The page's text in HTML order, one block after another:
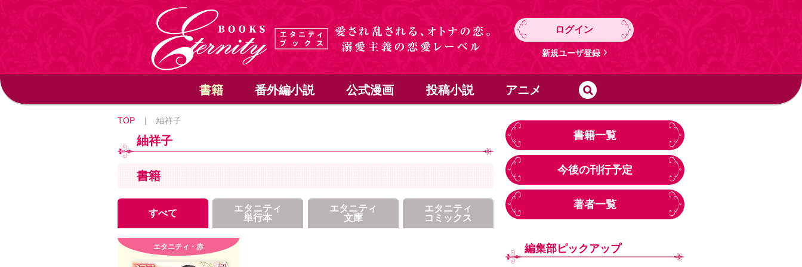
ログイン
新規ユーザ登録
書籍 番外編小説 公式漫画 投稿小説 アニメ
TOP | 紬祥子
紬祥子
書籍
すべて
エタニティ
単行本
エタニティ
文庫
エタニティ
コミックス
エタニティ・赤
書籍一覧
今後の刊行予定
著者一覧
編集部ピックアップ